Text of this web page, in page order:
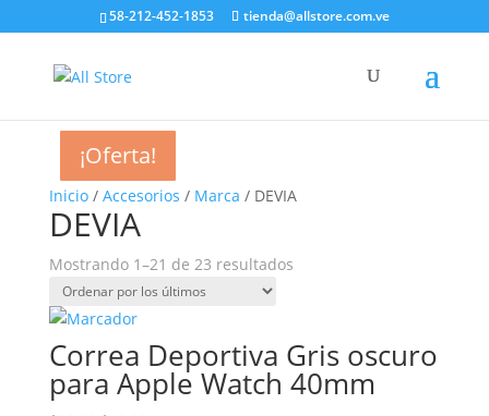
58-212-452-1853 tienda@allstore.com.ve
Inicio/ Accesorios / Marca / DEVIA
DEVIA
Mostrando 1–21 de 23 resultadosOrdenado
¡Oferta!
Correa Deportiva Gris oscuro
para Apple Watch 40mm
¡Oferta!
¡Oferta!
¡Oferta!
¡Oferta!
¡Oferta!
¡Oferta!
¡Oferta!
¡Oferta!
¡Oferta!
¡Oferta!
¡Oferta!